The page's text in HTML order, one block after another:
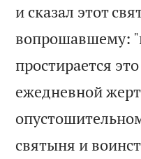
и сказал этот
вопрошавшему:
простирается
ежедневной
святыня и